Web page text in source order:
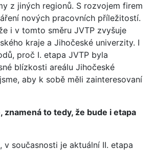
z jiných regionů. S rozvojem firem
nových pracovních příležitostí.
i v tomto směru JVTP zvyšuje
kraje a Jihočeské univerzity. I
proč I. etapa JVTP byla
blízkosti areálu Jihočeské
aby k sobě měli zainteresovaní
znamená to tedy, že bude i etapa
v současnosti je aktuální II. etapa